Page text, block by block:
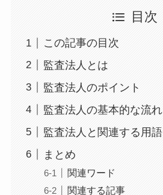
目次
この記事の目次
監査法人とは
監査法人のポイント
監査法人の基本的な流れ
監査法人と関連する用語
まとめ
関連ワード
関連する記事